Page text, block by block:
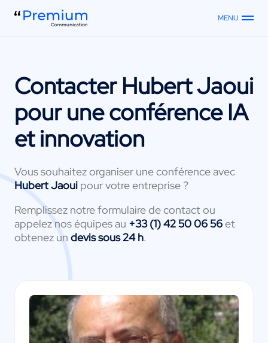
MENU
ContacterHubert Jaoui
pour une conférence IA
et innovation
Vous souhaitez organiser une conférence avec
Hubert Jaoui pour votre entreprise ?
Remplissez notre formulaire de contact ou
appelez nos équipes au +33 (1) 42 50 06 56et
obtenez un devis sous 24 h.